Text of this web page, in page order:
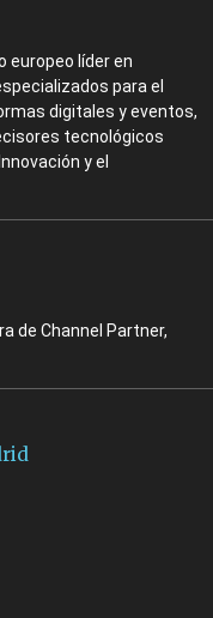
europeo líder en
para el
digitales y eventos,
tecnológicos
y el
de Channel Partner,